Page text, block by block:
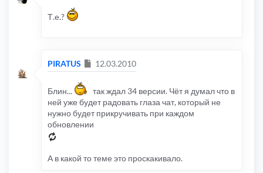
Т.е.?
PIRATUS Сообщение
12.03.2010
Блин...
так ждал 34 версии. Чёт я думал что в
ней уже будет радовать глаза чат, который не
нужно будет прикручивать при каждом
обновлении
А в какой то теме это проскакивало.